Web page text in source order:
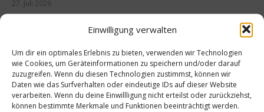
Einwilligung verwalten
Um dir ein optimales Erlebnis zu bieten, verwenden wir Technologien
wie Cookies, um Geräteinformationen zu speichern und/oder darauf
zuzugreifen. Wenn du diesen Technologien zustimmst, können wir
Daten wie das Surfverhalten oder eindeutige IDs auf dieser Website
verarbeiten. Wenn du deine Einwillligung nicht erteilst oder zurückziehst,
können bestimmte Merkmale und Funktionen beeinträchtigt werden.
27. Juli 2026